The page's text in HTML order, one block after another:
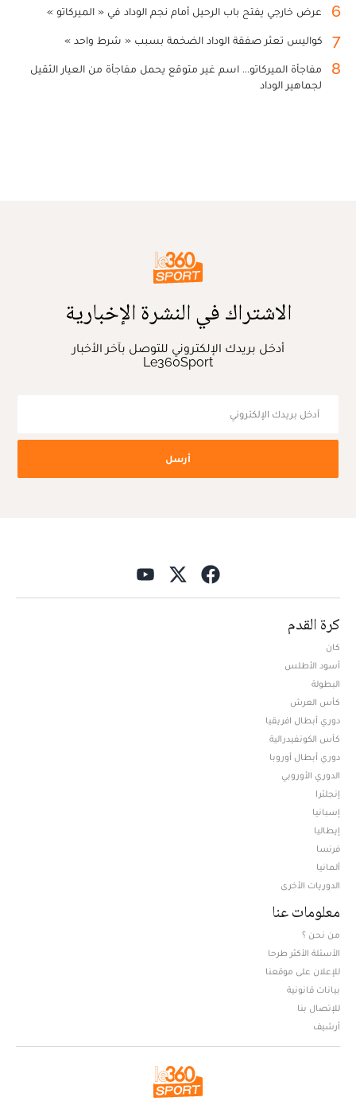
6 عرض خارجي يفتح باب الرحيل أمام نجم الوداد في « الميركاتو »
7 كواليس تعثر صفقة الوداد الضخمة بسبب « شرط واحد »
8
مفاجأة الميركاتو... اسم غير متوقع يحمل مفاجأة من العيار الثقيل
لجماهير الوداد
الاشتراك في النشرة الإخبارية
أدخل بريدك الإلكتروني للتوصل بآخر الأخبار
Le360Sport
أرسل
كرة القدم
كان
أسود الأطلس
البطولة
كأس العرش
دوري أبطال افريقيا
كأس الكونفيدرالية
دوري أبطال أوروبا
الدوري الأوروبي
إنجلترا
إسبانيا
إيطاليا
فرنسا
ألمانيا
الدوريات الأخرى
معلومات عنا
من نحن ؟
الأسئلة الأكثر طرحا
للإعلان على موقعنا
بيانات قانونية
للإتصال بنا
أرشيف